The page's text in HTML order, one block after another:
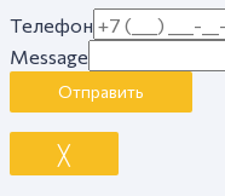
Телефон
Message
Отправить
╳